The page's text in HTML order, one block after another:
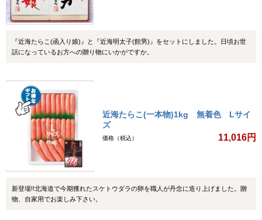
『近海たらこ(函入り娘)』と『近海明太子(館男)』をセットにしました。日頃お世
話になっているお方への贈り物にいかがですか。
近海たらこ(一本物)1kg 無着色 Lサイ
ズ
価格（税込） 11,016円
新登場!!北海道で今期獲れたスケトウダラの卵を職人が丹念に造り上げました。贈
物、自家用でお楽しみ下さい。